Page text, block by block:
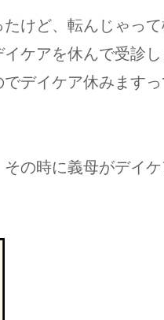
けど、転んじゃっ
ケアを休んで受診
デイケア休みますっ
の時に義母がデイ